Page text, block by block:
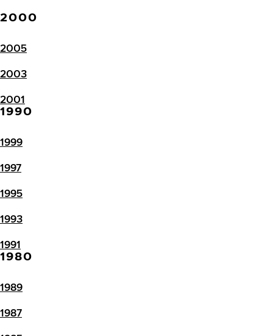
2000
2005
2003
2001
1990
1999
1997
1995
1993
1991
1980
1989
1987